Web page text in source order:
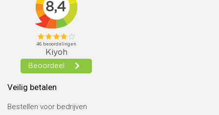
Veilig betalen
Bestellen voor bedrijven